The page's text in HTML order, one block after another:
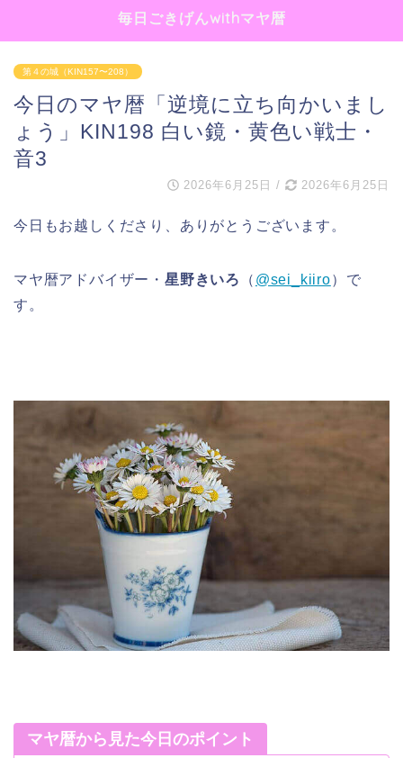
毎日ごきげんwithマヤ暦
第４の城（KIN157〜208）
今日のマヤ暦「逆境に立ち向かいまし
ょう」KIN198 白い鏡・黄色い戦士・
音3
2026年6月25日 / 2026年6月25日
今日もお越しくださり、ありがとうございます。
マヤ暦アドバイザー・ 星野きいろ （ @sei_kiiro）で
す。
マヤ暦から見た今日のポイント